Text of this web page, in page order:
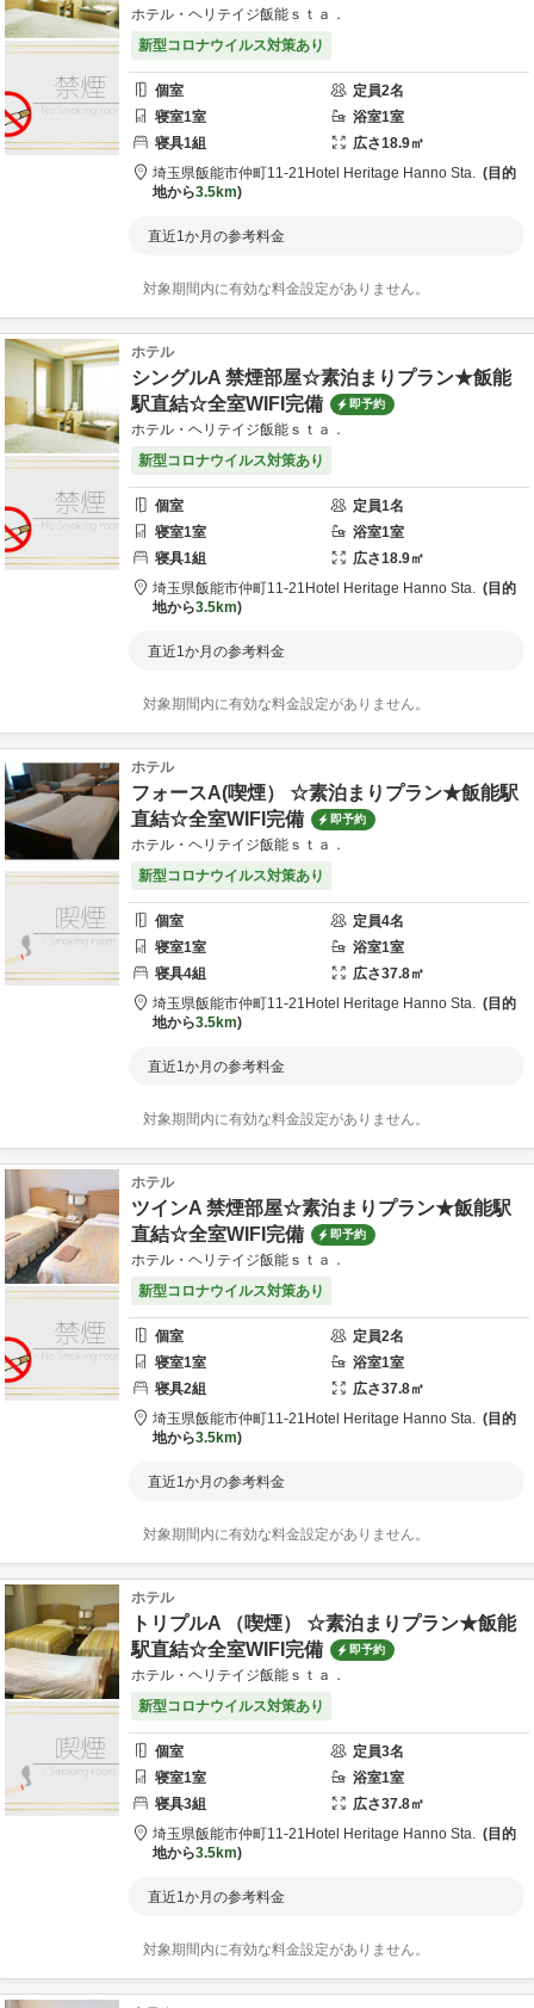
ホテル・ヘリテイジ飯能ｓｔａ．
新型コロナウイルス対策あり
個室 定員2名
寝室1室 浴室1室
寝具1組 広さ18.9㎡
埼玉県飯能市仲町11-21 Hotel Heritage Hanno Sta.
目的
地から3.5km
直近1か月の参考料金
対象期間内に有効な料金設定がありません。
ホテル
シングルA 禁煙部屋☆素泊まりプラン★飯能
駅直結☆全室WIFI完備
即予約
ホテル・ヘリテイジ飯能ｓｔａ．
新型コロナウイルス対策あり
個室 定員1名
寝室1室 浴室1室
寝具1組 広さ18.9㎡
埼玉県飯能市仲町11-21 Hotel Heritage Hanno Sta.
目的
地から3.5km
直近1か月の参考料金
対象期間内に有効な料金設定がありません。
ホテル
フォースA(喫煙） ☆素泊まりプラン★飯能駅
直結☆全室WIFI完備
即予約
ホテル・ヘリテイジ飯能ｓｔａ．
新型コロナウイルス対策あり
個室 定員4名
寝室1室 浴室1室
寝具4組 広さ37.8㎡
埼玉県飯能市仲町11-21 Hotel Heritage Hanno Sta.
目的
地から3.5km
直近1か月の参考料金
対象期間内に有効な料金設定がありません。
ホテル
ツインA 禁煙部屋☆素泊まりプラン★飯能駅
直結☆全室WIFI完備
即予約
ホテル・ヘリテイジ飯能ｓｔａ．
新型コロナウイルス対策あり
個室 定員2名
寝室1室 浴室1室
寝具2組 広さ37.8㎡
埼玉県飯能市仲町11-21 Hotel Heritage Hanno Sta.
目的
地から3.5km
直近1か月の参考料金
対象期間内に有効な料金設定がありません。
ホテル
トリプルA （喫煙） ☆素泊まりプラン★飯能
駅直結☆全室WIFI完備
即予約
ホテル・ヘリテイジ飯能ｓｔａ．
新型コロナウイルス対策あり
個室 定員3名
寝室1室 浴室1室
寝具3組 広さ37.8㎡
埼玉県飯能市仲町11-21 Hotel Heritage Hanno Sta.
目的
地から3.5km
直近1か月の参考料金
対象期間内に有効な料金設定がありません。